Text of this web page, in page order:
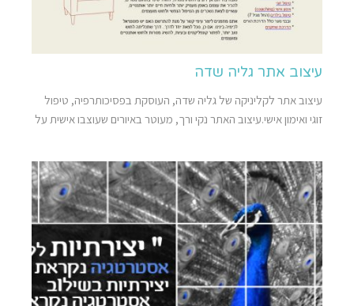
עיצוב אתר גליה שדה
עיצוב אתר לקליניקה של גליה שדה, העוסקת בפסיכותרפיה, טיפול
זוגי ואימון אישי.עיצוב האתר נקי ורך, מעוטר באיורים שעוצבו אישית על